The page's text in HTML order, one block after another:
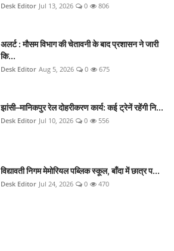
Desk Editor Jul 13, 2026 0 806
अलर्ट : मौसम विभाग की चेतावनी के बाद प्रशासन ने जारी
कि...
Desk Editor Aug 5, 2026 0 675
झांसी–मानिकपुर रेल दोहरीकरण कार्य: कई ट्रेनें रहेंगी नि...
Desk Editor Jul 10, 2026 0 556
विद्यावती निगम मेमोरियल पब्लिक स्कूल, बाँदा में छात्र प...
Desk Editor Jul 24, 2026 0 470